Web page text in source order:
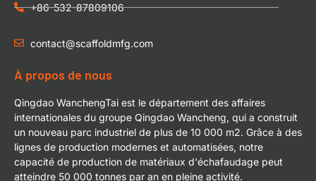
+86-532-87809106
contact@scaffoldmfg.com
À propos de nous
Qingdao WanchengTai est le département des affaires
internationales du groupe Qingdao Wancheng, qui a construit
un nouveau parc industriel de plus de 10 000 m2. Grâce à des
lignes de production modernes et automatisées, notre
capacité de production de matériaux d'échafaudage peut
atteindre 50 000 tonnes par an en pleine activité.